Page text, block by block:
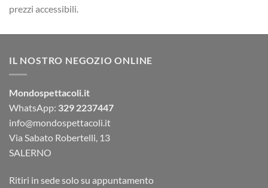
prezzi accessibili.
IL NOSTRO NEGOZIO ONLINE
Mondospettacoli.it
WhatsApp: 329 2237447
info@mondospettacoli.it
Via Sabato Robertelli, 13
SALERNO
Ritiri in sede solo su appuntamento